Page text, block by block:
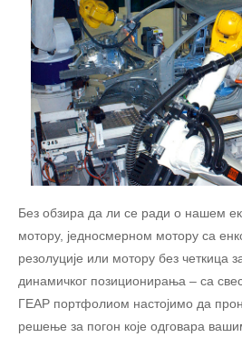
Без обзира да ли се ради о нашем
мотору, једносмерном мотору са
резолуције или мотору без четкица
динамичког позиционирања – са
ГЕАР портфолиом настојимо да
решење за погон које одговара